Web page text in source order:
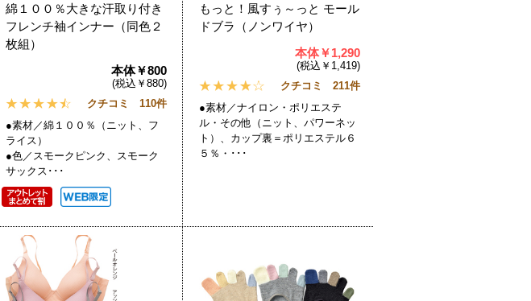
綿１００％大きな汗取り付き
フレンチ袖インナー（同色２
枚組）
本体￥800
(税込￥880)
クチコミ 110件
●素材／綿１００％（ニット、フ
ライス）
●色／スモークピンク、スモーク
サックス･･･
もっと！風すぅ～っと モール
ドブラ（ノンワイヤ）
本体￥1,290
(税込￥1,419)
クチコミ 211件
●素材／ナイロン・ポリエステ
ル・その他（ニット、パワーネッ
ト）、カップ裏＝ポリエステル６
５％・･･･